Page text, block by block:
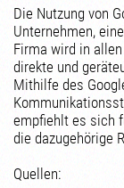
Die Nutzung von
Unternehmen,
Firma wird in
direkte und
Mithilfe des
empfiehlt es sich
die dazugehörige
Quellen: